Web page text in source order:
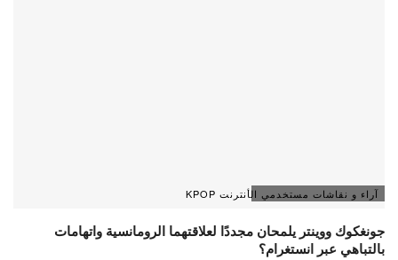
آراء و نقاشات مستخدمي الأنترنت KPOP
جونغكوك ووينتر يلمحان مجددًا لعلاقتهما الرومانسية واتهامات
بالتباهي عبر انستغرام؟